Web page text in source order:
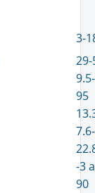
3-
95
-3
90